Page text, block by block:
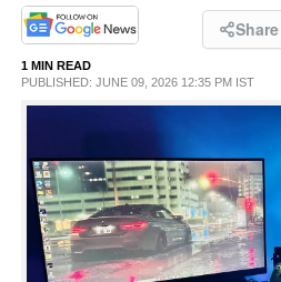
PHOTOS
LIFESTYLE
INFO+
ART
Share
1 MIN READ
PUBLISHED: JUNE 09, 2026 12:35 PM IST